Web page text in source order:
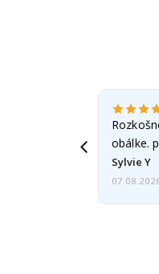
obálke.
Sylvie Y